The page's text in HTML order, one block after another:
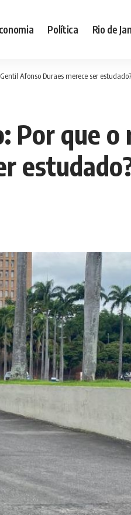
Política Rio de
Afonso Duraes merece ser estudado?
Por que